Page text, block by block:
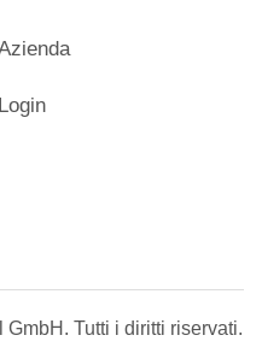
Login
Tutti i diritti riservati.